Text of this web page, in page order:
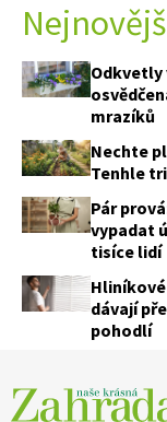
Odkvetly
mrazíků
Nechte
Tenhle
Pár
vypadat
tisíce lidí
dávají
pohodlí